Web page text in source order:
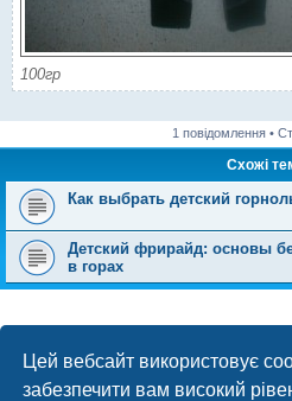
Цей вебсайт використовує
забезпечити вам високий
100гр
1 повідомлення •
Схожі
Как выбрать детский
Детский фрирайд: основы
в горах
ХТО ЗАРАЗ ОНЛАЙН
Зараз переглядають цей форум:ClaudeBot